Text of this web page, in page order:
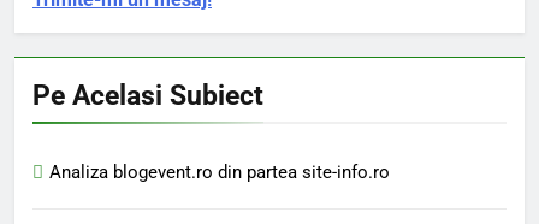
Pe Acelasi Subiect
Analiza blogevent.ro din partea site-info.ro